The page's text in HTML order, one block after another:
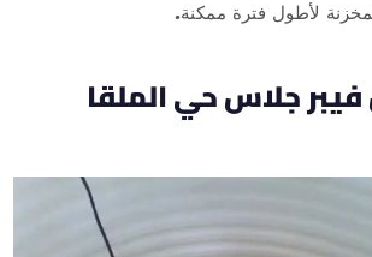
لأطول فترة ممكنة.
جلاس حي الملقا